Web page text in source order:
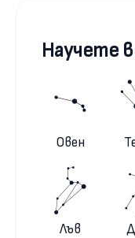
Научете
Овен
Лъв